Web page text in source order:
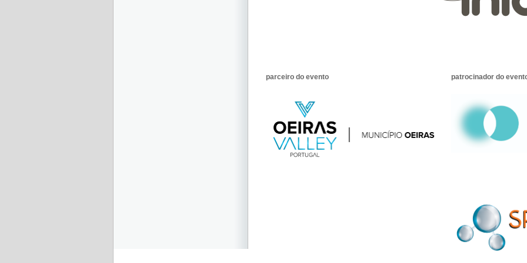
parceiro do evento patrocinador do